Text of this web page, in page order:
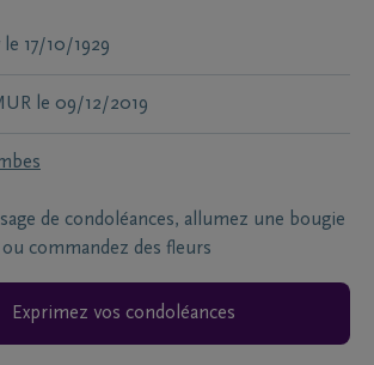
le 17/10/1929
le 09/12/2019
de condoléances, allumez une bougie
ou commandez des fleurs
Exprimez vos condoléances